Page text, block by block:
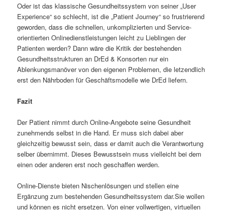
Oder ist das klassische Gesundheitssystem von seiner „User
Experience“ so schlecht, ist die „Patient Journey“ so frustrierend
geworden, dass die schnellen, unkomplizierten und Service-
orientierten Onlinedienstleistungen leicht zu Lieblingen der
Patienten werden? Dann wäre die Kritik der bestehenden
Gesundheitsstrukturen an DrEd & Konsorten nur ein
Ablenkungsmanöver von den eigenen Problemen, die letzendlich
erst den Nährboden für Geschäftsmodelle wie DrEd liefern.
Fazit
Der Patient nimmt durch Online-Angebote seine Gesundheit
zunehmends selbst in die Hand. Er muss sich dabei aber
gleichzeitig bewusst sein, dass er damit auch die Verantwortung
selber übernimmt. Dieses Bewusstsein muss vielleicht bei dem
einen oder anderen erst noch geschaffen werden.
Online-Dienste bieten Nischenlösungen und stellen eine
Ergänzung zum bestehenden Gesundheitssystem dar.Sie wollen
und können es nicht ersetzen. Von einer vollwertigen, virtuellen